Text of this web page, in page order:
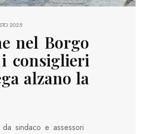
2025
nel Borgo
consiglieri
alzano la
da sindaco e assessori